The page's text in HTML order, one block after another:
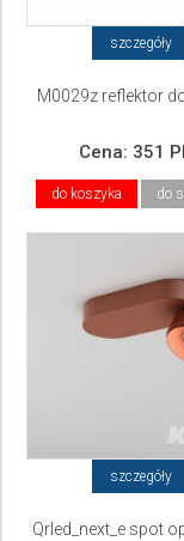
szczegóły
M0029z reflektor do
Cena: 351
do koszyka do
szczegóły
Qrled_next_e spot